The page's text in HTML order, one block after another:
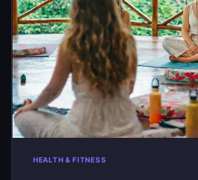
HEALTH & FITNESS